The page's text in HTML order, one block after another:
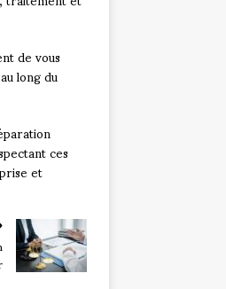
de vous
long du
ces
et